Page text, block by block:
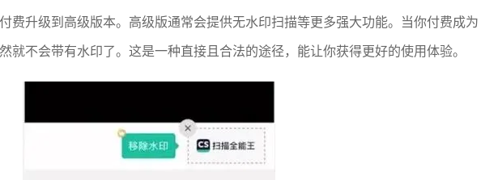
费升级到高级版本。高级版通常会提供无水印扫描等更多强大功能。当你付费成为
就不会带有水印了。这是一种直接且合法的途径，能让你获得更好的使用体验。